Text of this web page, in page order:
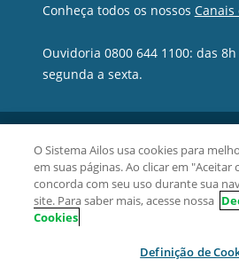
Conheça todos os nossos
Ouvidoria 0800 644 1100: das
segunda a sexta.
O Sistema Ailos usa cookies para
em suas páginas. Ao clicar em "Aceitar
concorda com seu uso durante sua
site. Para saber mais, acesse nossa
Cookies
Definição de